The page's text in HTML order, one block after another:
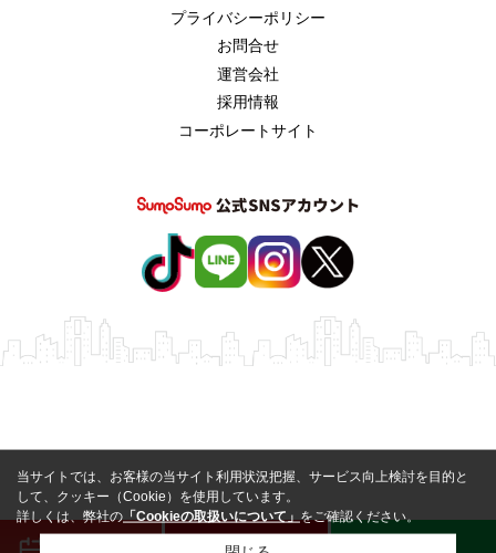
プライバシーポリシー
お問合せ
運営会社
採用情報
コーポレートサイト
当サイトでは、お客様の当サイト利用状況把握、サービス向上検討を目的と
して、クッキー（Cookie）を使用しています。
詳しくは、弊社の「Cookieの取扱いについて」をご確認ください。